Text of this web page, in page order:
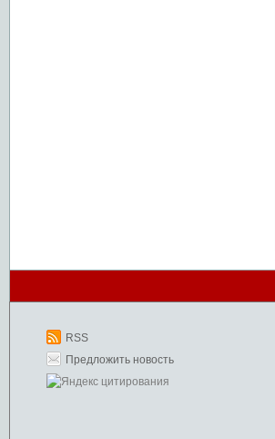
RSS
Предложить новость